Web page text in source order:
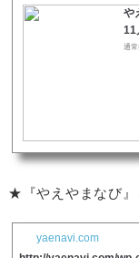
や
11
通常
★『やえやまなび
yaenavi.com